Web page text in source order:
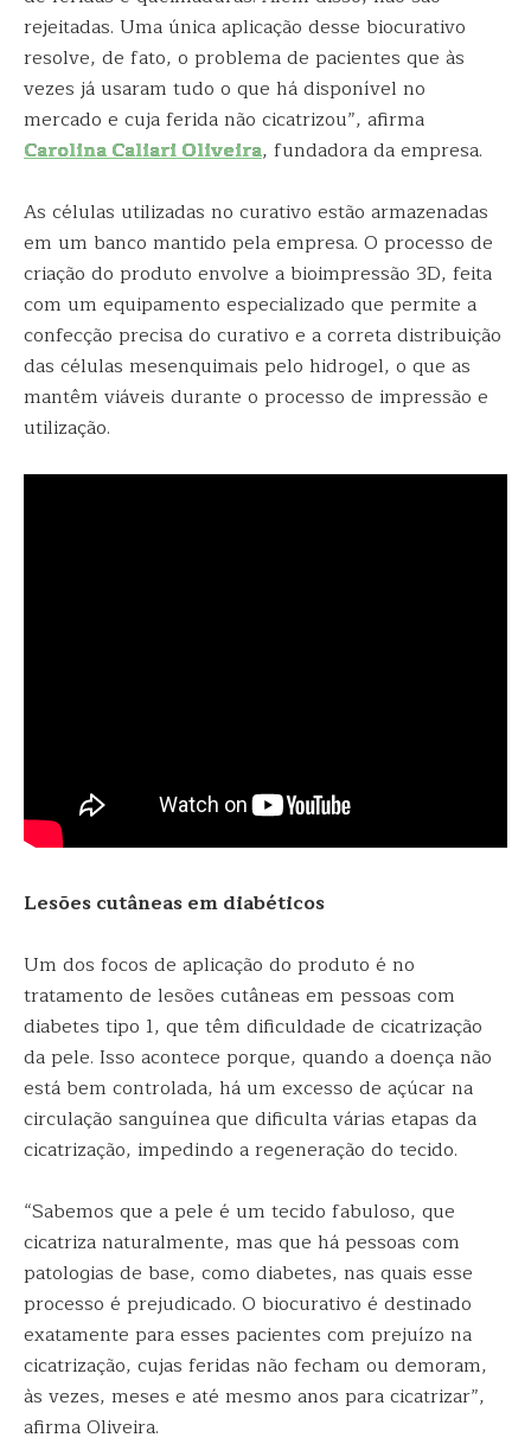
rejeitadas. Uma única aplicação desse biocurativo
resolve, de fato, o problema de pacientes que às
vezes já usaram tudo o que há disponível no
mercado e cuja ferida não cicatrizou”, afirma
Carolina Caliari Oliveira, fundadora da empresa.
As células utilizadas no curativo estão armazenadas
em um banco mantido pela empresa. O processo de
criação do produto envolve a bioimpressão 3D, feita
com um equipamento especializado que permite a
confecção precisa do curativo e a correta distribuição
das células mesenquimais pelo hidrogel, o que as
mantêm viáveis durante o processo de impressão e
utilização.
Lesões cutâneas em diabéticos
Um dos focos de aplicação do produto é no
tratamento de lesões cutâneas em pessoas com
diabetes tipo 1, que têm dificuldade de cicatrização
da pele. Isso acontece porque, quando a doença não
está bem controlada, há um excesso de açúcar na
circulação sanguínea que dificulta várias etapas da
cicatrização, impedindo a regeneração do tecido.
“Sabemos que a pele é um tecido fabuloso, que
cicatriza naturalmente, mas que há pessoas com
patologias de base, como diabetes, nas quais esse
processo é prejudicado. O biocurativo é destinado
exatamente para esses pacientes com prejuízo na
cicatrização, cujas feridas não fecham ou demoram,
às vezes, meses e até mesmo anos para cicatrizar”,
afirma Oliveira.